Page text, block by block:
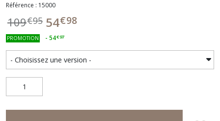
Référence : 15000
109€95 54€98
PROMOTION - 54€97